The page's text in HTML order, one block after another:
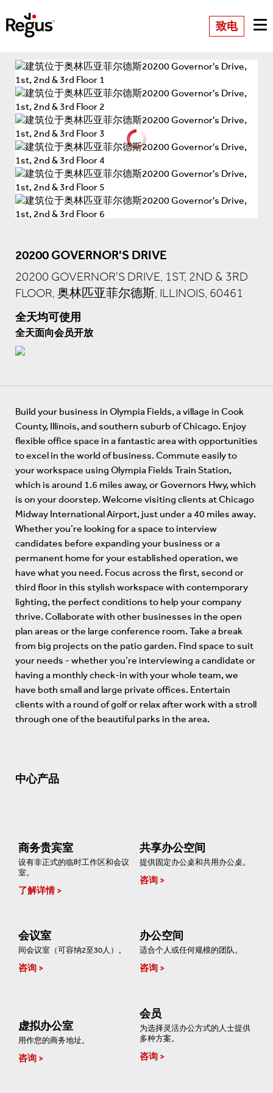
致电
20200 GOVERNOR'S DRIVE
20200 GOVERNOR'S DRIVE, 1ST, 2ND & 3RD
FLOOR, 奥林匹亚菲尔德斯, ILLINOIS, 60461
全天均可使用
全天面向会员开放
Build your business in Olympia Fields, a village in Cook
County, Illinois, and southern suburb of Chicago. Enjoy
flexible office space in a fantastic area with opportunities
to excel in the world of business. Commute easily to
your workspace using Olympia Fields Train Station,
which is around 1.6 miles away, or Governors Hwy, which
is on your doorstep. Welcome visiting clients at Chicago
Midway International Airport, just under a 40 miles away.
Whether you’re looking for a space to interview
candidates before expanding your business or a
permanent home for your established operation, we
have what you need. Focus across the first, second or
third floor in this stylish workspace with contemporary
lighting, the perfect conditions to help your company
thrive. Collaborate with other businesses in the open
plan areas or the large conference room. Take a break
from big projects on the patio garden. Find space to suit
your needs - whether you’re interviewing a candidate or
having a monthly check-in with your whole team, we
have both small and large private offices. Entertain
clients with a round of golf or relax after work with a stroll
through one of the beautiful parks in the area.
中心产品
商务贵宾室
设有非正式的临时工作区和会议
室。
了解详情
共享办公空间
提供固定办公桌和共用办公桌。
咨询
会议室
间会议室（可容纳2至30人）。
咨询
办公空间
适合个人或任何规模的团队。
咨询
虚拟办公室
用作您的商务地址。
咨询
会员
为选择灵活办公方式的人士提供
多种方案。
咨询